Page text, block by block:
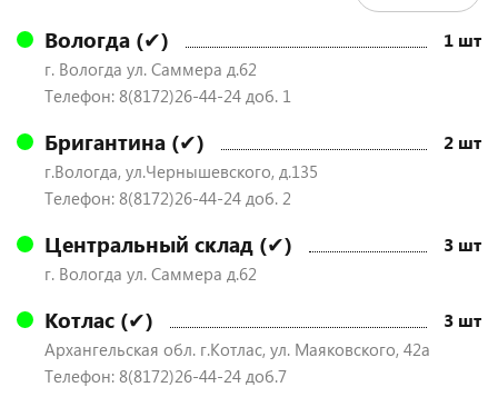
Вологда (✔) 1 шт
г. Вологда ул. Саммера д.62
Телефон: 8(8172)26-44-24 доб. 1
Бригантина (✔) 2 шт
г.Вологда, ул.Чернышевского, д.135
Телефон: 8(8172)26-44-24 доб. 2
Центральный склад (✔) 3 шт
г. Вологда ул. Саммера д.62
Котлас (✔) 3 шт
Архангельская обл. г.Котлас, ул. Маяковского, 42а
Телефон: 8(8172)26-44-24 доб.7